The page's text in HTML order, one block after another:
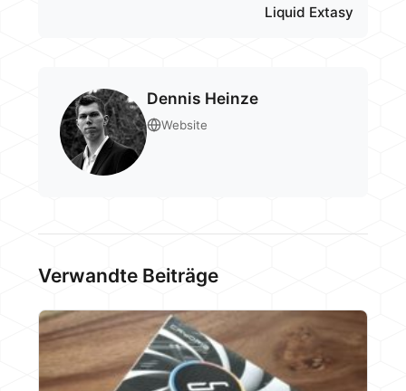
Liquid Extasy
Dennis Heinze
Website
Verwandte Beiträge